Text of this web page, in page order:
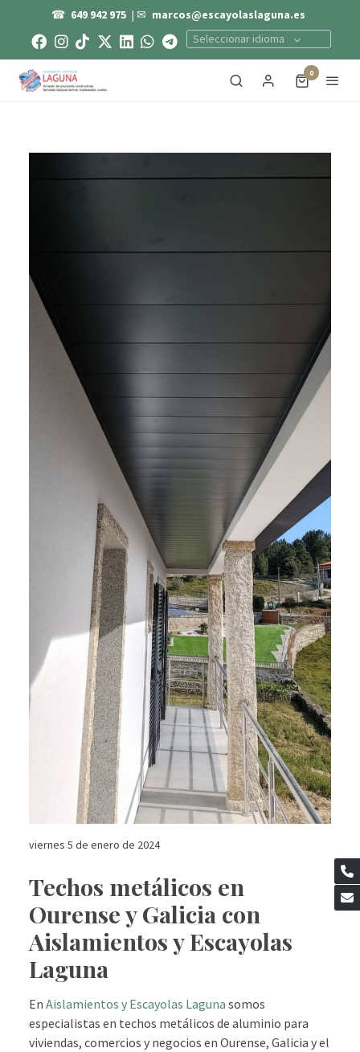
☎ 649 942 975 | ✉ marcos@escayolaslaguna.es
Seleccionar idioma
0
viernes 5 de enero de 2024
Techos metálicos en
Ourense y Galicia con
Aislamientos y Escayolas
Laguna
En Aislamientos y Escayolas Laguna somos
especialistas en techos metálicos de aluminio para
viviendas, comercios y negocios en Ourense, Galicia y el